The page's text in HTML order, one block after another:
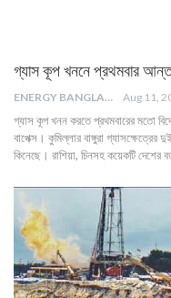
গ্যাস কূপ খননে প্রথমবার
ENERGY BANGLA Aug 11,
গ্যাস কূপ খনন করতে প্রথমবারের মতো
বাপেক্স। কুমিল্লার বাঙ্গুরা
কিনেছে। রাশিয়া, চিনসহ কয়েকটি দেশের